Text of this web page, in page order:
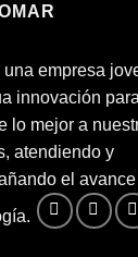
una empresa
innovación
lo mejor a
atendiendo y
el